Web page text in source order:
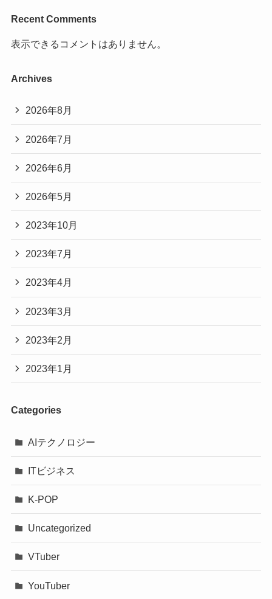
Recent Comments
表示できるコメントはありません。
Archives
2026年8月
2026年7月
2026年6月
2026年5月
2023年10月
2023年7月
2023年4月
2023年3月
2023年2月
2023年1月
Categories
AIテクノロジー
ITビジネス
K-POP
Uncategorized
VTuber
YouTuber